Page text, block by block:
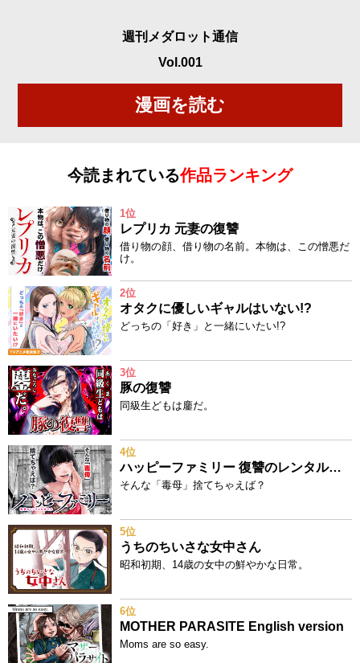
週刊メダロット通信
Vol.001
漫画を読む
今読まれている作品ランキング
1位
レプリカ 元妻の復讐
借り物の顔、借り物の名前。本物は、この憎悪だ
け。
2位
オタクに優しいギャルはいない!?
どっちの「好き」と一緒にいたい!?
3位
豚の復讐
同級生どもは鏖だ。
4位
ハッピーファミリー 復讐のレンタルお母さん
そんな「毒母」捨てちゃえば？
5位
うちのちいさな女中さん
昭和初期、14歳の女中の鮮やかな日常。
6位
MOTHER PARASITE English version
Moms are so easy.